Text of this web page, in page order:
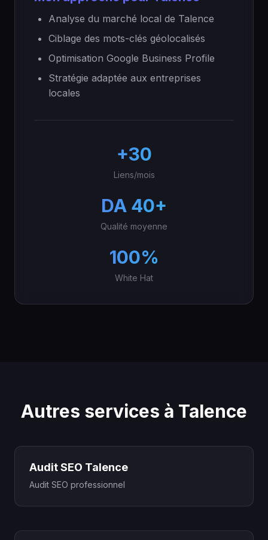
Analyse du marché local de Talence
Ciblage des mots-clés géolocalisés
Optimisation Google Business Profile
Stratégie adaptée aux entreprises
locales
+30
Liens/mois
DA 40+
Qualité moyenne
100%
White Hat
Autres services à Talence
Audit SEO Talence
Audit SEO professionnel